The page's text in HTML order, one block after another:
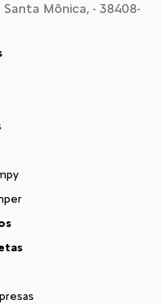
Santa Mônica, - 38408-